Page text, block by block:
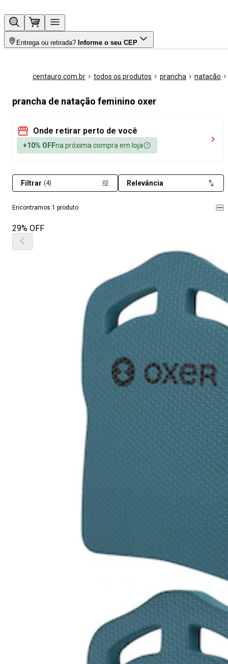
Entrega ou retirada? Informe o seu CEP
centauro.com.br todos os produtos prancha natação
prancha de natação feminino oxer
Onde retirar perto de você
+10% OFFna próxima compra em loja
Encontramos 1 produto
Filtrar (4) Relevância
29% OFF